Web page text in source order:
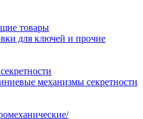
товары
для ключей и прочие
механизмы секретности